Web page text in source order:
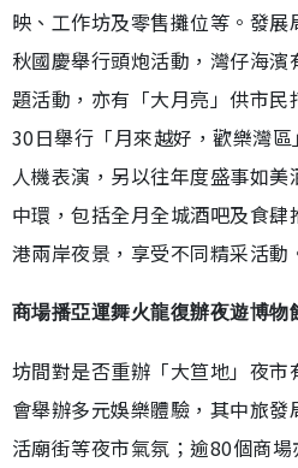
映、工作坊及零售攤位等。發
秋國慶舉行頭炮活動，灣仔海
題活動，亦有「大月亮」供市民
30日舉行「月來越好，歡樂灣
人機表演，另以往年度盛事如
中環，包括全月全城酒吧及食
港兩岸夜景，享受不同精采活動
商場播亞運舞火龍復辦夜遊博物
坊間對是否重辦「大笪地」夜市
會舉辦多元娛樂體驗，其中旅
活廟街等夜市氣氛；逾80個商